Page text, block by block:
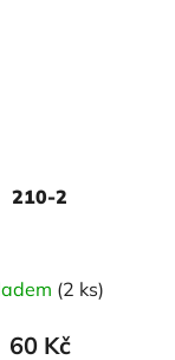
210-2
(2 ks)
60 Kč